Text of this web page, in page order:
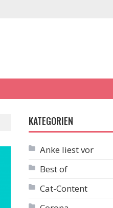
KATEGORIEN
Anke liest vor
Best of
Cat-Content